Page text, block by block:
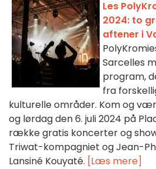
Les
2024: to
aftener i
Sarcelles
program,
fra
kulturelle områder. Kom og
og lørdag den 6. juli 2024 på
række gratis koncerter og
Triwat-kompagniet og Jean-
Lansiné Kouyaté. [Læs mere]